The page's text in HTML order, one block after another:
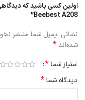
برای شارژ رادیو استفاده کنید.
اولین کسی باشید که
Beebest A208”
نشانی ایمیل شما منتشر
شده‌اند*
امتیاز شما*
دیدگاه شما*